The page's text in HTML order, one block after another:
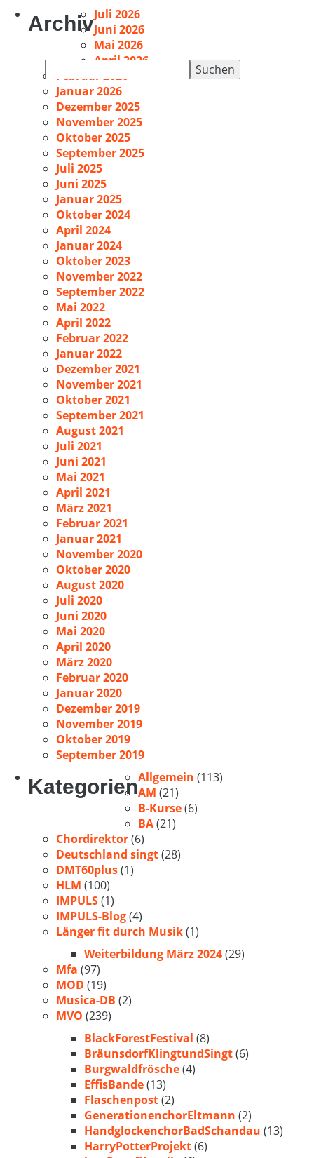
nach:
ArchivJuli 2026
Juni 2026
Mai 2026
April 2026
Februar 2026
Januar 2026
Dezember 2025
November 2025
Oktober 2025
September 2025
Juli 2025
Juni 2025
Januar 2025
Oktober 2024
April 2024
Januar 2024
Oktober 2023
November 2022
September 2022
Mai 2022
April 2022
Februar 2022
Januar 2022
Dezember 2021
November 2021
Oktober 2021
September 2021
August 2021
Juli 2021
Juni 2021
Mai 2021
April 2021
März 2021
Februar 2021
Januar 2021
November 2020
Oktober 2020
August 2020
Juli 2020
Juni 2020
Mai 2020
April 2020
März 2020
Februar 2020
Januar 2020
Dezember 2019
November 2019
Oktober 2019
September 2019
KategorienAllgemein (113)
AM (21)
B-Kurse(6)
BA(21)
Chordirektor(6)
Deutschland singt(28)
DMT60plus(1)
HLM (100)
IMPULS(1)
IMPULS-Blog(4)
Länger fit durch Musik(1)
Weiterbildung März 2024(29)
Mfa (97)
MOD (19)
Musica-DB (2)
MVO (239)
BlackForestFestival (8)
BräunsdorfKlingtundSingt(6)
Burgwaldfrösche(4)
EffisBande(13)
Flaschenpost(2)
GenerationenchorEltmann (2)
HandglockenchorBadSchandau (13)
HarryPotterProjekt(6)